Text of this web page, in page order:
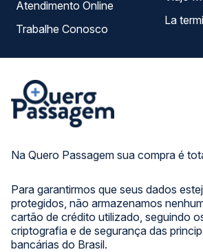
Na Quero Passagem sua compra é
Para garantirmos que seus dados
protegidos, não armazenamos
cartão de crédito utilizado, seguindo
criptografia e de segurança das
bancárias do Brasil.
Atendimento Online
Trabalhe Conosco